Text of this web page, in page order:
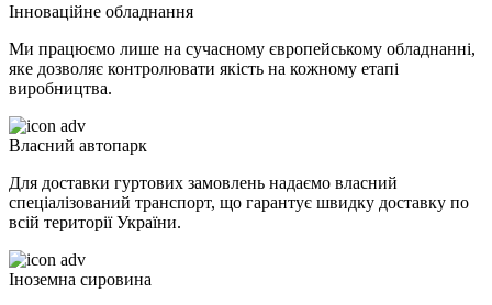
Інноваційне обладнання
Ми працюємо лише на сучасному європейському обладнанні,
яке дозволяє контролювати якість на кожному етапі
виробництва.
Власний автопарк
Для доставки гуртових замовлень надаємо власний
спеціалізований транспорт, що гарантує швидку доставку по
всій території України.
Іноземна сировина